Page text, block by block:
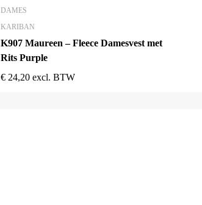
DAMES
KARIBAN
K907 Maureen – Fleece Damesvest met
Rits Purple
€ 24,20 excl. BTW